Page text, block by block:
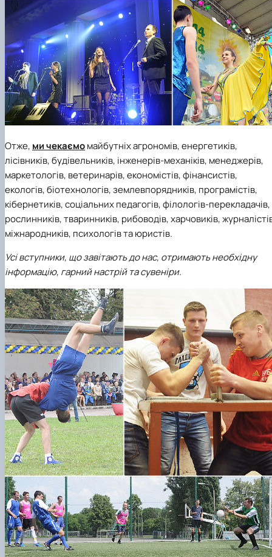
Отже, ми чекаємомайбутніх агрономів, енергетиків,
лісівників, будівельників, інженерів-механіків, менеджерів,
маркетологів, ветеринарів, економістів, фінансистів,
екологів, біотехнологів, землевпорядників, програмістів,
кібернетиків, соціальних педагогів, філологів-перекладачів,
рослинників, тваринників, рибоводів, харчовиків,
міжнародників, психологів та юристів.
Усі вступники, що завітають до нас, отримають необхідну
інформацію, гарний настрій та сувеніри.